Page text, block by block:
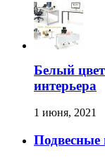
Белый
интерьера
1 июня, 2021
Подвесные